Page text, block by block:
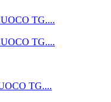
TG....
TG....
TG....